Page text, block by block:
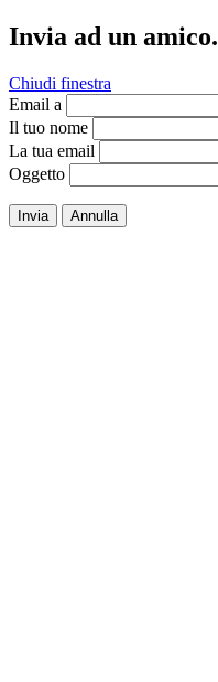
Invia ad un amico.
Chiudi finestra
Email a
Il tuo nome
La tua email
Oggetto
Invia Annulla